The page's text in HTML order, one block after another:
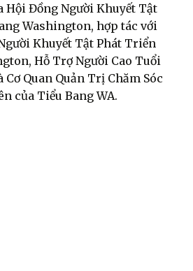
Hội Đồng Người Khuyết Tật
Washington, hợp tác với
Khuyết Tật Phát Triển
Hỗ Trợ Người Cao Tuổi
Cơ Quan Quản Trị Chăm Sóc
của Tiểu Bang WA.